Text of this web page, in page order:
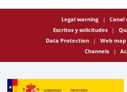
El curso se desarrolla enmodalidad
en cualquier momento y desde
orientados aluso
. Asimismo, ofrece
Actualmente, el curso está disponible en
Legal warning
Canal
Escritos y solicitudes
Data Protection
Web map
Channels